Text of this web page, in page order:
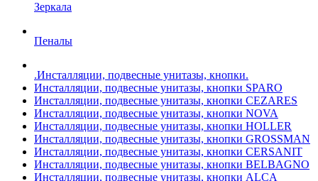
Зеркала
Пеналы
.Инсталляции, подвесные унитазы, кнопки.
Инсталляции, подвесные унитазы, кнопки SPARO
Инсталляции, подвесные унитазы, кнопки CEZARES
Инсталляции, подвесные унитазы, кнопки NOVA
Инсталляции, подвесные унитазы, кнопки HOLLER
Инсталляции, подвесные унитазы, кнопки GROSSMAN
Инсталляции, подвесные унитазы, кнопки CERSANIT
Инсталляции, подвесные унитазы, кнопки BELBAGNO
Инсталляции, подвесные унитазы, кнопки ALCA